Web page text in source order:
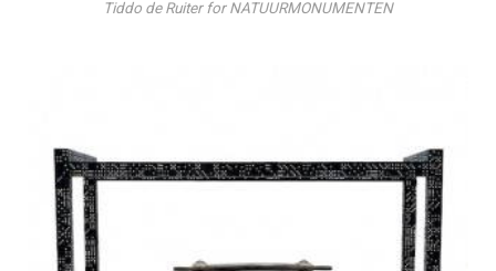
Tiddo de Ruiter for NATUURMONUMENTEN